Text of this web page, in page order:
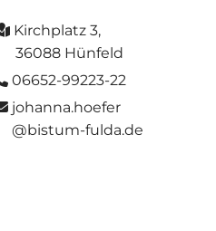
Kirchplatz 3,
36088 Hünfeld
06652-99223-22
johanna.hoefer
@bistum-fulda.de